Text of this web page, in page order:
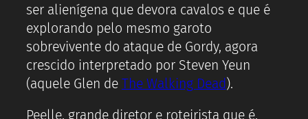
ser alienígena que devora cavalos e que é
explorando pelo mesmo garoto
sobrevivente do ataque de Gordy, agora
crescido interpretado por Steven Yeun
(aquele Glen de The Walking Dead).
Peelle, grande diretor e roteirista que é,